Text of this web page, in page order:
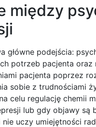
między
główne podejścia:
potrzeb pacjenta oraz
pacjenta poprzez
sobie z trudnościami
celu regulację chemii
lub gdy objawy są
uczy umiejętności